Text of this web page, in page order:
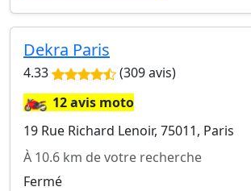
Dekra Paris
4.33 (309 avis)
🏍️12 avis moto
19 Rue Richard Lenoir, 75011, Paris
À 10.6 km de votre recherche
Fermé